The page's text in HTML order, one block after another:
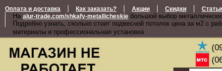
Оплата и доставка Как заказать? Акции Скидки Статьи
На alur-trade.com/shkafy-metallicheskie большой выбор
Подробно узнать, сколько стоит подвесной потолок цена за м2 с
материалы и профессиональная установка